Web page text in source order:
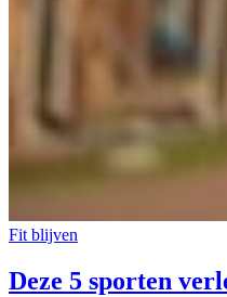
Fit blijven
Deze 5 sporten